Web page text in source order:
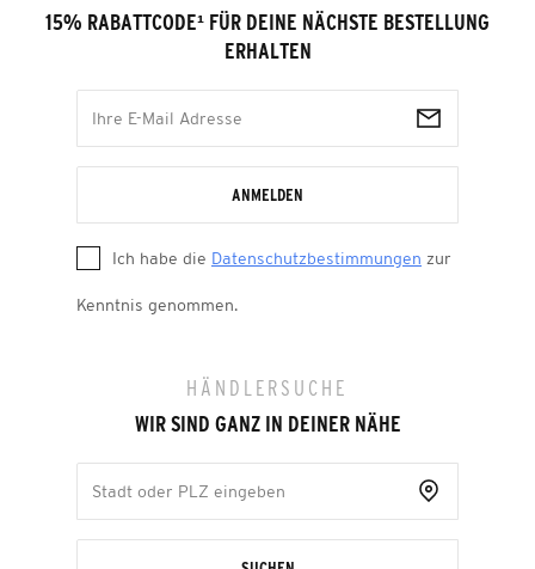
15% RABATTCODE¹ FÜR DEINE NÄCHSTE BESTELLUNG
ERHALTEN
ANMELDEN
Ich habe die Datenschutzbestimmungen zur
Kenntnis genommen.
HÄNDLERSUCHE
WIR SIND GANZ IN DEINER NÄHE